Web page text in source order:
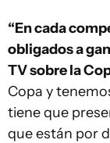
“En cada
obligados a
TV sobre la
Copa y
tiene que
que están por